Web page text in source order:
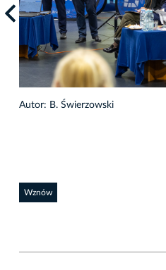
Autor: B. Świerzowski
Wznów